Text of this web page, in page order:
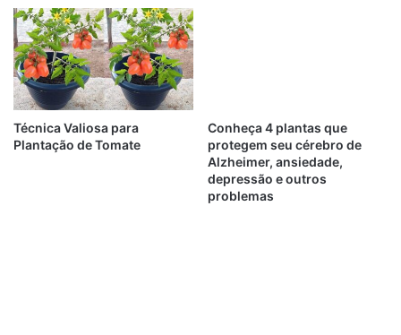
Técnica Valiosa para
Plantação de Tomate
Conheça 4 plantas que
protegem seu cérebro de
Alzheimer, ansiedade,
depressão e outros
problemas